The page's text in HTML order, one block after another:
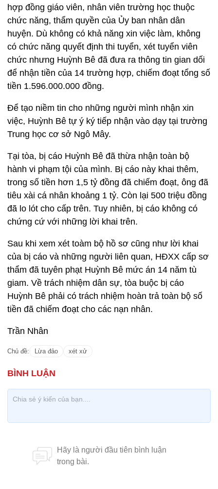
hợp đồng giáo viên, nhân viên trường học thuộc
chức năng, thẩm quyền của Ủy ban nhân dân
huyện. Dù không có khả năng xin việc làm, không
có chức năng quyết định thi tuyển, xét tuyển viên
chức nhưng Huỳnh Bê đã đưa ra thông tin gian dối
để nhận tiền của 14 trường hợp, chiếm đoạt tổng số
tiền 1.596.000.000 đồng.
Để tạo niềm tin cho những người mình nhận xin
việc, Huỳnh Bê tự ý ký tiếp nhận vào dạy tại trường
Trung học cơ sở Ngô Mây.
Tại tòa, bị cáo Huỳnh Bê đã thừa nhận toàn bộ
hành vi phạm tội của mình. Bị cáo này khai thêm,
trong số tiền hơn 1,5 tỷ đồng đã chiếm đoạt, ông đã
tiêu xài cá nhân khoảng 1 tỷ. Còn lại 500 triệu đồng
đã lo lót cho cấp trên. Tuy nhiên, bị cáo không có
chứng cứ với những lời khai trên.
Sau khi xem xét toàm bộ hồ sơ cũng như lời khai
của bị cáo và những người liên quan, HĐXX cấp sơ
thẩm đã tuyên phạt Huỳnh Bê mức án 14 năm tù
giam. Về trách nhiệm dân sự, tòa buộc bị cáo
Huỳnh Bê phải có trách nhiệm hoàn trả toàn bộ số
tiền đã chiếm đoạt cho các nạn nhân.
Trần Nhân
Chủ đề: Lừa đảo xét xử